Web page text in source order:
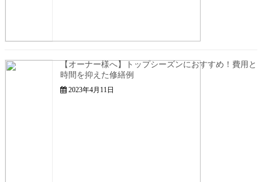
【オーナー様へ】トップシーズンにおすすめ！費用と
時間を抑えた修繕例
2023年4月11日